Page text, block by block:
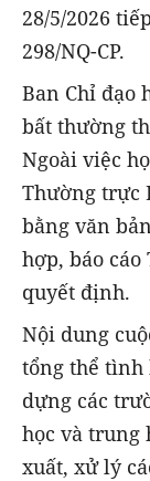
28/5/2026
298/NQ-CP.
Ban Chỉ đạo
bất thường
Ngoài việc
Thường trực
bằng văn
hợp, báo
quyết định.
Nội dung
tổng thể
dựng các
học và trung
xuất, xử lý